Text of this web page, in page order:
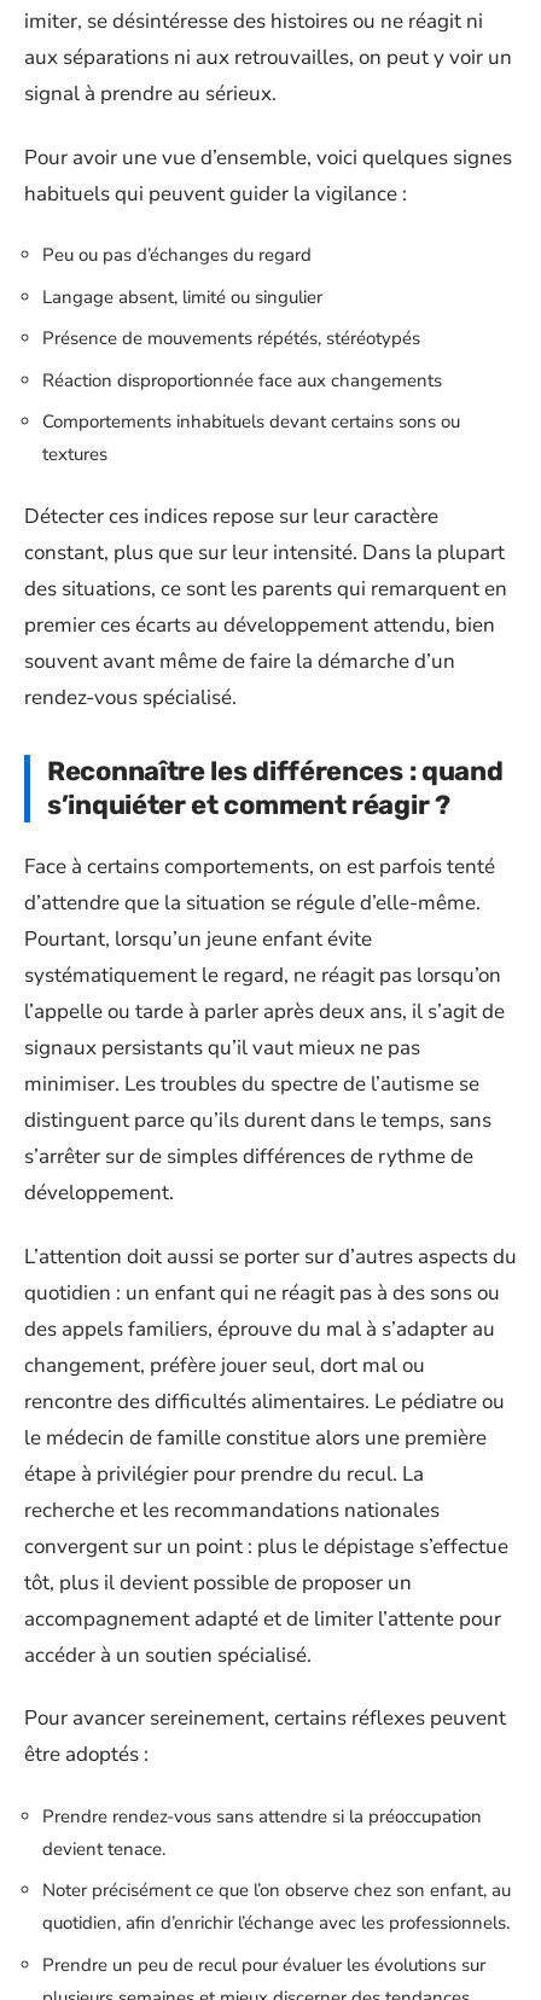
imiter, se désintéresse des histoires ou ne réagit ni
aux séparations ni aux retrouvailles, on peut y voir un
signal à prendre au sérieux.
Pour avoir une vue d’ensemble, voici quelques signes
habituels qui peuvent guider la vigilance :
Peu ou pas d’échanges du regard
Langage absent, limité ou singulier
Présence de mouvements répétés, stéréotypés
Réaction disproportionnée face aux changements
Comportements inhabituels devant certains sons ou
textures
Détecter ces indices repose sur leur caractère
constant, plus que sur leur intensité. Dans la plupart
des situations, ce sont les parents qui remarquent en
premier ces écarts au développement attendu, bien
souvent avant même de faire la démarche d’un
rendez-vous spécialisé.
Reconnaître les différences : quand
s’inquiéter et comment réagir ?
Face à certains comportements, on est parfois tenté
d’attendre que la situation se régule d’elle-même.
Pourtant, lorsqu’un jeune enfant évite
systématiquement le regard, ne réagit pas lorsqu’on
l’appelle ou tarde à parler après deux ans, il s’agit de
signaux persistants qu’il vaut mieux ne pas
minimiser. Les troubles du spectre de l’autisme se
distinguent parce qu’ils durent dans le temps, sans
s’arrêter sur de simples différences de rythme de
développement.
L’attention doit aussi se porter sur d’autres aspects du
quotidien : un enfant qui ne réagit pas à des sons ou
des appels familiers, éprouve du mal à s’adapter au
changement, préfère jouer seul, dort mal ou
rencontre des difficultés alimentaires. Le pédiatre ou
le médecin de famille constitue alors une première
étape à privilégier pour prendre du recul. La
recherche et les recommandations nationales
convergent sur un point : plus le dépistage s’effectue
tôt, plus il devient possible de proposer un
accompagnement adapté et de limiter l’attente pour
accéder à un soutien spécialisé.
Pour avancer sereinement, certains réflexes peuvent
être adoptés :
Prendre rendez-vous sans attendre si la préoccupation
devient tenace.
Noter précisément ce que l’on observe chez son enfant, au
quotidien, afin d’enrichir l’échange avec les professionnels.
Prendre un peu de recul pour évaluer les évolutions sur